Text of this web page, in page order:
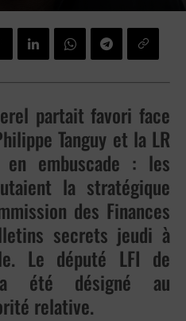
partait favori face
Tanguy et la LR
en embuscade : les
la stratégique
des Finances
secrets jeudi à
Le député LFI de
a été désigné au
relative.